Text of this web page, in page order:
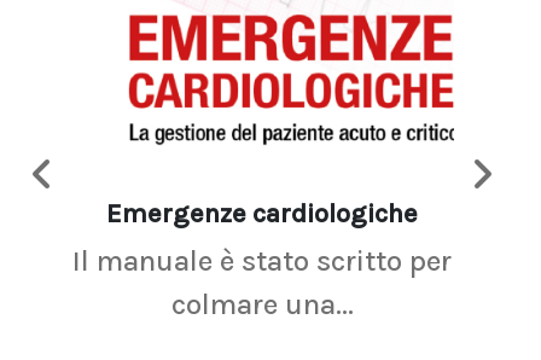
Emergenze cardiologiche
Il manuale è stato scritto per
colmare una...